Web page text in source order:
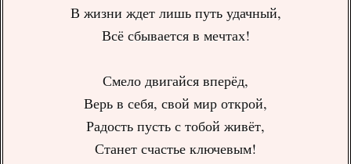
В жизни ждет лишь путь удачный,
Всё сбывается в мечтах!
Смело двигайся вперёд,
Верь в себя, свой мир открой,
Радость пусть с тобой живёт,
Станет счастье ключевым!